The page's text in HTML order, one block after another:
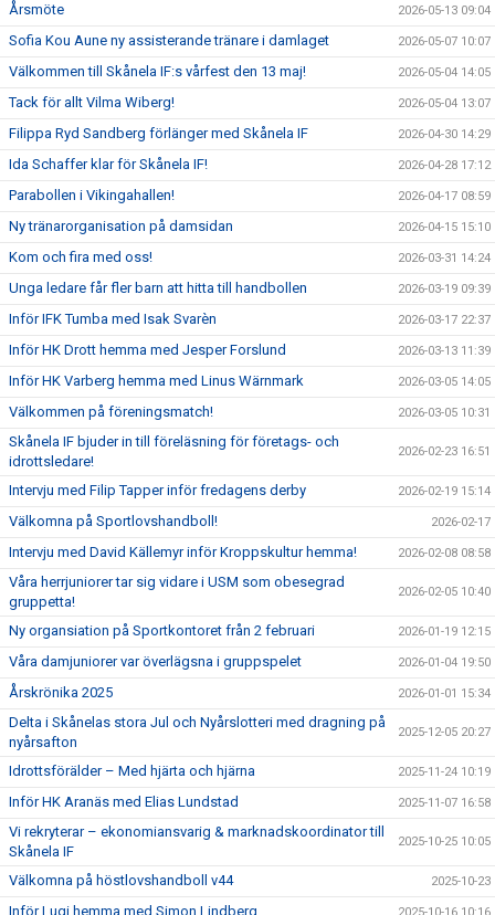
Årsmöte 2026-05-13 09:04
Sofia Kou Aune ny assisterande tränare i damlaget 2026-05-07 10:07
Välkommen till Skånela IF:s vårfest den 13 maj! 2026-05-04 14:05
Tack för allt Vilma Wiberg! 2026-05-04 13:07
Filippa Ryd Sandberg förlänger med Skånela IF 2026-04-30 14:29
Ida Schaffer klar för Skånela IF! 2026-04-28 17:12
Parabollen i Vikingahallen! 2026-04-17 08:59
Ny tränarorganisation på damsidan 2026-04-15 15:10
Kom och fira med oss! 2026-03-31 14:24
Unga ledare får fler barn att hitta till handbollen 2026-03-19 09:39
Inför IFK Tumba med Isak Svarèn 2026-03-17 22:37
Inför HK Drott hemma med Jesper Forslund 2026-03-13 11:39
Inför HK Varberg hemma med Linus Wärnmark 2026-03-05 14:05
Välkommen på föreningsmatch! 2026-03-05 10:31
Skånela IF bjuder in till föreläsning för företags- och
idrottsledare!
2026-02-23 16:51
Intervju med Filip Tapper inför fredagens derby 2026-02-19 15:14
Välkomna på Sportlovshandboll! 2026-02-17
Intervju med David Källemyr inför Kroppskultur hemma! 2026-02-08 08:58
Våra herrjuniorer tar sig vidare i USM som obesegrad
gruppetta!
2026-02-05 10:40
Ny organsiation på Sportkontoret från 2 februari 2026-01-19 12:15
Våra damjuniorer var överlägsna i gruppspelet 2026-01-04 19:50
Årskrönika 2025 2026-01-01 15:34
Delta i Skånelas stora Jul och Nyårslotteri med dragning på
nyårsafton
2025-12-05 20:27
Idrottsförälder – Med hjärta och hjärna 2025-11-24 10:19
Inför HK Aranäs med Elias Lundstad 2025-11-07 16:58
Vi rekryterar – ekonomiansvarig & marknadskoordinator till
Skånela IF
2025-10-25 10:05
Välkomna på höstlovshandboll v44 2025-10-23
Inför Lugi hemma med Simon Lindberg